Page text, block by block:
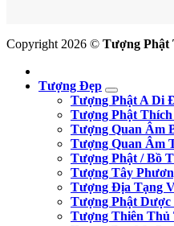
Copyright 2026 © Tượng Phật
Tượng Đẹp
Tượng Phật A Di
Tượng Phật Thích
Tượng Quan Âm
Tượng Quan Âm
Tượng Phật / Bồ
Tượng Tây
Tượng Địa Tạng
Tượng Phật Dược
Tượng Thiên Thủ